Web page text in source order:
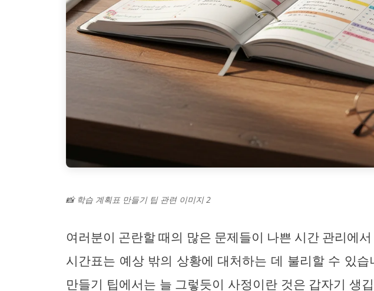
📸 학습 계획표 만들기 팁 관련 이미지 2
여러분이 곤란할 때의 많은 문제들이 나쁜 시간 관리에
시간표는 예상 밖의 상황에 대처하는 데 불리할 수 있
만들기 팁에서는 늘 그렇듯이 사정이란 것은 갑자기 생